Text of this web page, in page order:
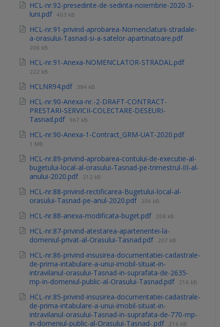
HCL-nr.92-presedinte-de-sedinta-noiembrie-2020-3-
luni.pdf 403 kB
HCL-nr.91-privind-aprobarea-Nomenclaturii-stradale-
a-orasului-Tasnad-si-a-satelor-apartinatoare.pdf
206 kB
HCL-nr.91-Anexa-NOMENCLATOR-STRADAL.pdf
222 kB
HCLNR94.pdf 384 kB
HCL-nr.90-Anexa-nr.-2-DRAFT-CONTRACT-
PRESTARI-SERVICII-COLECTARE-DESEURI-
Tasnad.pdf 967 kB
HCL-nr.90-Anexa-1-Contract_GRM-UAT-2020.pdf
1 MB
HCL-nr.89-privind-aprobarea-contului-de-executie-al-
bugetului-local-al-orasului-Tasnad-pe-trimestrul-III-al-
anului-2020.pdf 212 kB
HCL-nr.88-privind-rectificarea-Bugetului-local-al-
orasului-Tasnad-pe-anul-2020.pdf 206 kB
HCL-nr.88-anexa-modificata-buget.pdf 208 kB
HCL-nr.87-privind-atestarea-apartenentei-la-
domeniul-privat-al-Orasului-Tasnad.pdf 207 kB
HCL-nr.86-privind-insusirea-documentatiei-cadastrale-
de-prima-intabulare-a-unui-imobil-situat-in-
intravilanul-orasului-Tasnad-in-suprafata-de-2635-
mp-in-domeniul-public-al-Orasului-Tasnad.pdf 216 kB
HCL-nr.85-privind-insusirea-documentatiei-cadastrale-
de-prima-intabulare-a-unui-imobil-situat-in-
intravilanul-orasului-Tasnad-in-suprafata-de-770-mp-
in-domeniul-public-al-Orasului-Tasnad-.pdf 216 kB